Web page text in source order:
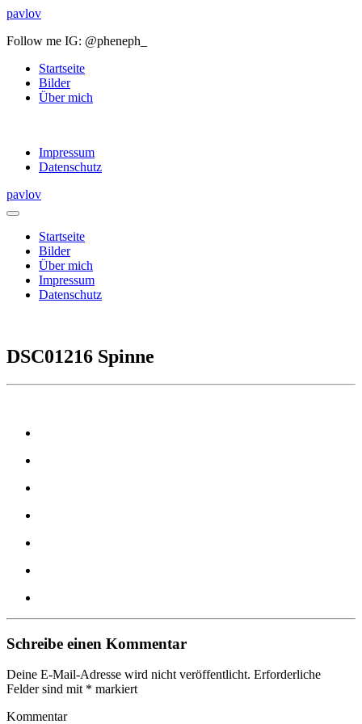
pavlov
Follow me IG: @pheneph_
Startseite
Bilder
Über mich
Impressum
Datenschutz
pavlov
Startseite
Bilder
Über mich
Impressum
Datenschutz
DSC01216 Spinne
Schreibe einen Kommentar
Deine E-Mail-Adresse wird nicht veröffentlicht. Erforderliche
Felder sind mit * markiert
Kommentar